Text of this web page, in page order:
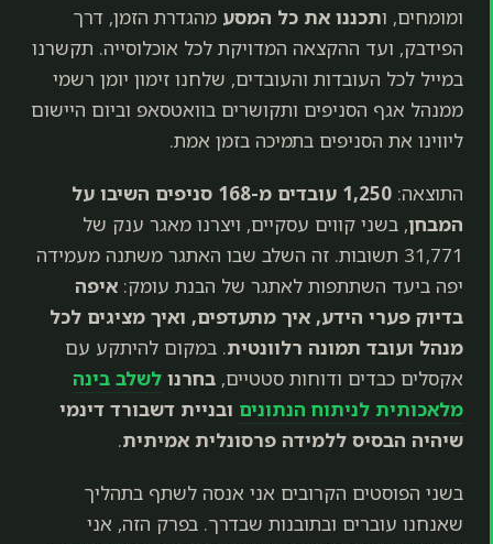
ומומחים, ותכננו את כל המסע מהגדרת הזמן, דרך
הפידבק, ועד ההקצאה המדויקת לכל אוכלוסייה. תקשרנו
במייל לכל העובדות והעובדים, שלחנו זימון יומן רשמי
ממנהל אגף הסניפים ותקושרים בוואטסאפ וביום היישום
ליווינו את הסניפים בתמיכה בזמן אמת.
התוצאה:
1,250 עובדים מ-168 סניפים השיבו על
המבחן, בשני קווים עסקיים, ויצרנו מאגר ענק של
31,771 תשובות. זה השלב שבו האתגר משתנה מעמידה
יפה ביעד השתתפות לאתגר של הבנת עומק: איפה
בדיוק פערי הידע, איך מתעדפים, ואיך מציגים לכל
מנהל ועובד תמונה רלוונטית. במקום להיתקע עם
אקסלים כבדים ודוחות סטטיים, בחרנו לשלב בינה
מלאכותית לניתוח הנתונים ובניית דשבורד דינמי
שיהיה הבסיס ללמידה פרסונלית אמיתית.
בשני הפוסטים הקרובים אני אנסה לשתף בתהליך
שאנחנו עוברים ובתובנות שבדרך. בפרק הזה, אני